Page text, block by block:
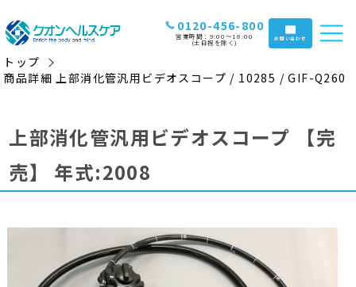
0120-456-800
営業時間：9:00〜18:00
(土日祝を除く) お問い合わせ
トップ
商品詳細 上部消化管汎用ビデオスコープ / 10285 / GIF-Q260
上部消化管汎用ビデオスコープ
【完
売】
年式:2008